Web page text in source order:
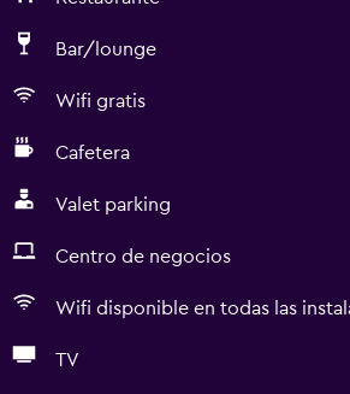
Bar/lounge
Wifi gratis
Cafetera
Valet parking
Centro de negocios
Wifi disponible en todas las
TV